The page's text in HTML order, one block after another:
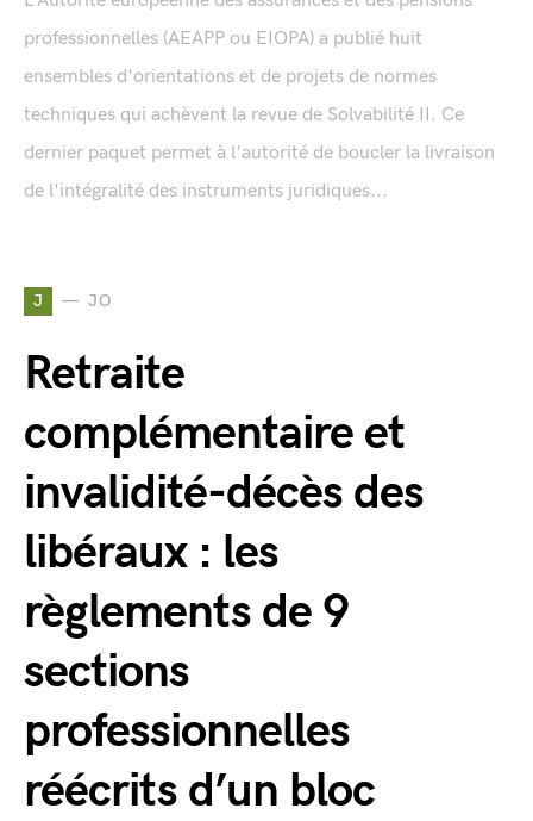
professionnelles (AEAPP ou EIOPA) a publié huit
ensembles d'orientations et de projets de normes
techniques qui achèvent la revue de Solvabilité II. Ce
dernier paquet permet à l'autorité de boucler la livraison
de l'intégralité des instruments juridiques...
J JO
Retraite
complémentaire et
invalidité-décès des
libéraux : les
règlements de 9
sections
professionnelles
réécrits d’un bloc